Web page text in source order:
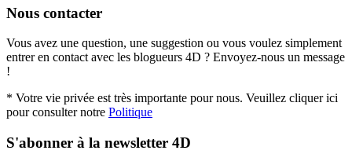
Nous contacter
Vous avez une question, une suggestion ou vous voulez simplement
entrer en contact avec les blogueurs 4D ? Envoyez-nous un message
!
* Votre vie privée est très importante pour nous. Veuillez cliquer ici
pour consulter notre Politique
S'abonner à la newsletter 4D